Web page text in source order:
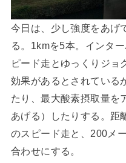
今日は、少し強度をあげ
る。1kmを5本。インタ
ピード走とゆっくりジョ
効果があるとされている
たり、最大酸素摂取量を
あげる）したりする。距
のスピード走と、200メ
合わせにする。